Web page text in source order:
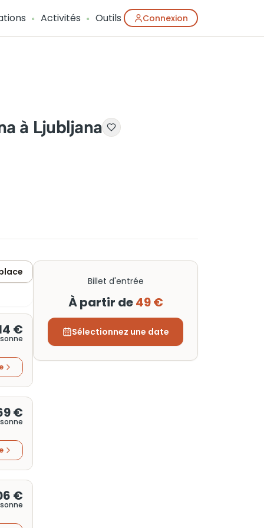
Activités Outils Connexion
à Ljubljana
€
€
€
Billet d'entrée
À partir de49 €
Sélectionnez une date